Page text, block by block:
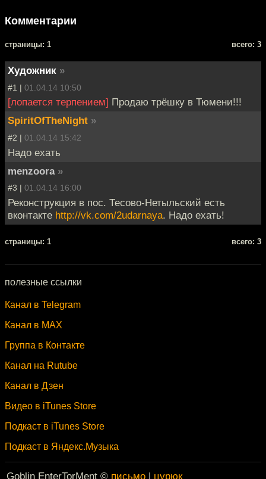
Комментарии
cтраницы: 1 всего: 3
Художник »
#1 | 01.04.14 10:50
[лопается терпением] Продаю трёшку в Тюмени!!!
SpiritOfTheNight »
#2 | 01.04.14 15:42
Надо ехать
menzoora »
#3 | 01.04.14 16:00
Реконструкция в пос. Тесово-Нетыльский есть
вконтакте http://vk.com/2udarnaya. Надо ехать!
cтраницы: 1 всего: 3
полезные ссылки
Канал в Telegram
Канал в MAX
Группа в Контакте
Канал на Rutube
Канал в Дзен
Видео в iTunes Store
Подкаст в iTunes Store
Подкаст в Яндекс.Музыка
Goblin EnterTorMent © письмо | цурюк